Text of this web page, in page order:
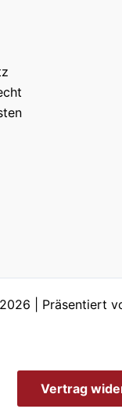
| Präsentiert
Vertrag